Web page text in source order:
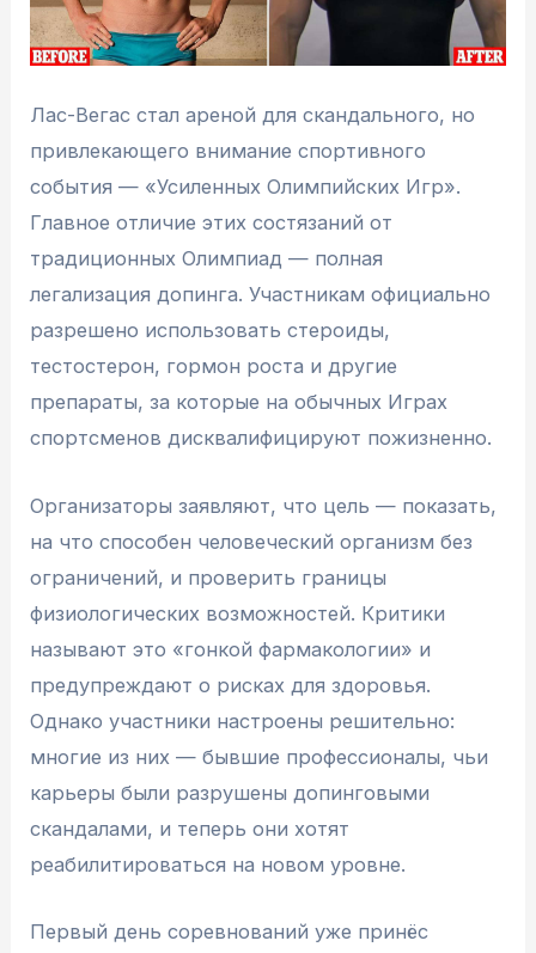
Лас-Вегас стал ареной для скандального, но
привлекающего внимание спортивного
события — «Усиленных Олимпийских Игр».
Главное отличие этих состязаний от
традиционных Олимпиад — полная
легализация допинга. Участникам официально
разрешено использовать стероиды,
тестостерон, гормон роста и другие
препараты, за которые на обычных Играх
спортсменов дисквалифицируют пожизненно.
Организаторы заявляют, что цель — показать,
на что способен человеческий организм без
ограничений, и проверить границы
физиологических возможностей. Критики
называют это «гонкой фармакологии» и
предупреждают о рисках для здоровья.
Однако участники настроены решительно:
многие из них — бывшие профессионалы, чьи
карьеры были разрушены допинговыми
скандалами, и теперь они хотят
реабилитироваться на новом уровне.
Первый день соревнований уже принёс